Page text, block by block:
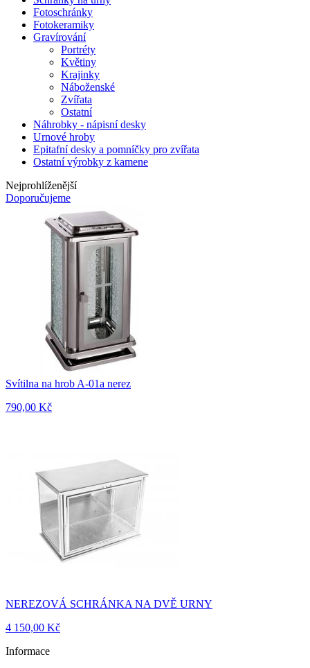
Fotoschránky
Fotokeramiky
Gravírování
Portréty
Květiny
Krajinky
Náboženské
Zvířata
Ostatní
Náhrobky - nápisní desky
Urnové hroby
Epitafní desky a pomníčky pro zvířata
Ostatní výrobky z kamene
Nejprohlíženější
Doporučujeme
Svítilna na hrob A-01a nerez
790,00 Kč
NEREZOVÁ SCHRÁNKA NA DVĚ URNY
4 150,00 Kč
Informace